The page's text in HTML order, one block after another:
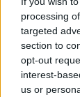
processing
targeted
section to
opt-out
interest-
us or
σαφή
δικαίου.
«Η Coop